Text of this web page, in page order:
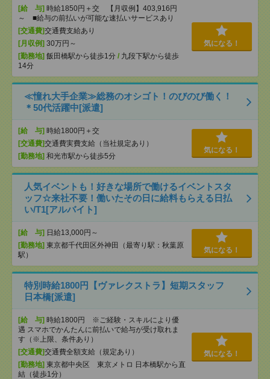
[給 与] 時給1850円＋交 【月収例】403,916円
～ ■給与の前払いが可能な速払いサービスあり
[交通費]交通費支給あり
[月収例] 30万円～
[勤務地] 飯田橋駅から徒歩1分 / 九段下駅から徒歩
14分
気になる！
≪憧れ大手企業≫総務のオシゴト！のびのび働く！
＊50代活躍中[派遣]
[給 与] 時給1800円＋交
[交通費]交通費実費支給（当社規定あり）
[勤務地] 和光市駅から徒歩5分
気になる！
人気イベントも！好きな場所で働けるイベントスタ
ッフ☆来社不要！働いたその日に給料もらえる日払
い/T1[アルバイト]
[給 与] 日給13,000円～
[勤務地] 東京都千代田区外神田（最寄り駅：秋葉原
駅）
気になる！
特別時給1800円【ヴァレクストラ】短期スタッフ
日本橋[派遣]
[給 与] 時給1800円 ※ご経験・スキルにより優
遇 スマホでかんたんに前払いで給与が受け取れま
す（※上限、条件あり）
[交通費]交通費全額支給（規定あり）
[勤務地] 東京都中央区 東京メトロ 日本橋駅から直
結（徒歩1分）
気になる！